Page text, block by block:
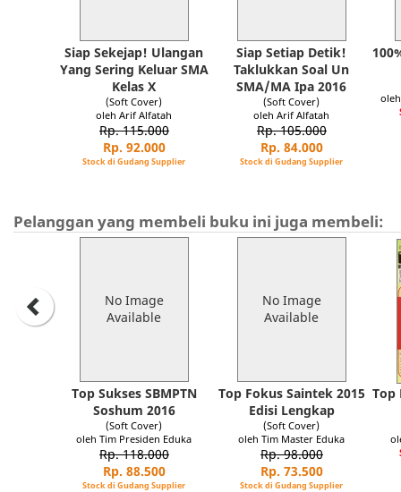
Siap Sekejap! Ulangan
Yang Sering Keluar SMA
Kelas X
(Soft Cover)
oleh Arif Alfatah
Rp. 115.000
Rp. 92.000
Stock di Gudang Supplier
Siap Setiap Detik!
Taklukkan Soal Un
SMA/MA Ipa 2016
(Soft Cover)
oleh Arif Alfatah
Rp. 105.000
Rp. 84.000
Stock di Gudang Supplier
Pelanggan yang membeli buku ini juga membeli:
No Image
Available
Top Sukses SBMPTN
Soshum 2016
(Soft Cover)
oleh Tim Presiden Eduka
Rp. 118.000
Rp. 88.500
Stock di Gudang Supplier
No Image
Available
Top Fokus Saintek 2015
Edisi Lengkap
(Soft Cover)
oleh Tim Master Eduka
Rp. 98.000
Rp. 73.500
Stock di Gudang Supplier
Top